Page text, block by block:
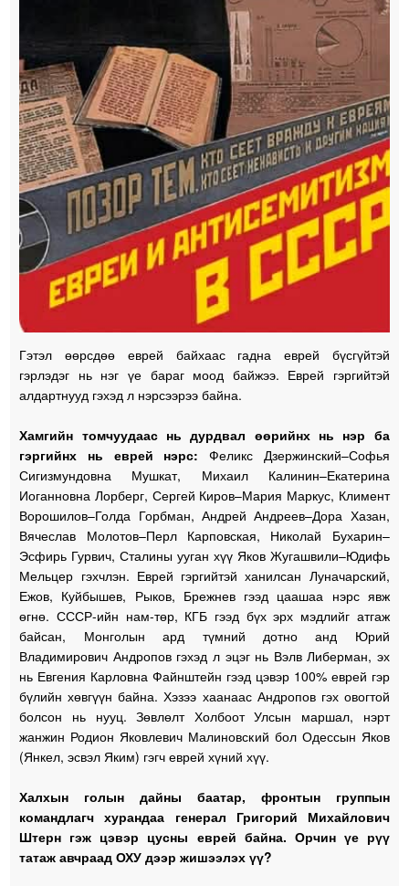
Гэтэл өөрсдөө еврей байхаас гадна еврей бүсгүйтэй
гэрлэдэг нь нэг үе бараг моод байжээ. Еврей гэргийтэй
алдартнууд гэхэд л нэрсээрээ байна.
Хамгийн томчуудаас нь дурдвал өөрийнх нь нэр ба
гэргийнх нь еврей нэрс:Феликс Дзержинский–Софья
Сигизмундовна Мушкат, Михаил Калинин–Екатерина
Иоганновна Лорберг, Сергей Киров–Мария Маркус, Климент
Ворошилов–Голда Горбман, Андрей Андреев–Дора Хазан,
Вячеслав Молотов–Перл Карповская, Николай Бухарин–
Эсфирь Гурвич, Сталины ууган хүү Яков Жугашвили–Юдифь
Мельцер гэхчлэн. Еврей гэргийтэй ханилсан Луначарский,
Ежов, Куйбышев, Рыков, Брежнев гээд цаашаа нэрс явж
өгнө. СССР-ийн нам-төр, КГБ гээд бүх эрх мэдлийг атгаж
байсан, Монголын ард түмний дотно анд Юрий
Владимирович Андропов гэхэд л эцэг нь Вэлв Либерман, эх
нь Евгения Карловна Файнштейн гээд цэвэр 100% еврей гэр
бүлийн хөвгүүн байна. Хэзээ хаанаас Андропов гэх овогтой
болсон нь нууц. Зөвлөлт Холбоот Улсын маршал, нэрт
жанжин Родион Яковлевич Малиновский бол Одессын Яков
(Янкел, эсвэл Яким) гэгч еврей хүний хүү.
Халхын голын дайны баатар, фронтын группын
командлагч хурандаа генерал Григорий Михайлович
Штерн гэж цэвэр цусны еврей байна. Орчин үе рүү
татаж авчраад ОХУ дээр жишээлэх үү?